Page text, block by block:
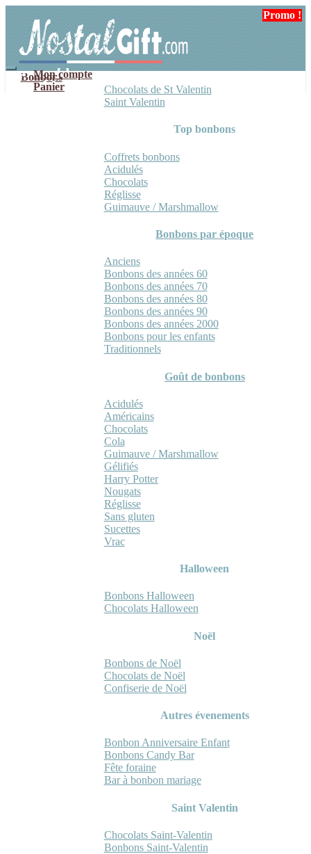
navigation
contenu
Mon compte
Panier
Bonbons
Chocolats de St Valentin
Saint Valentin
Top bonbons
Coffrets bonbons
Acidulés
Chocolats
Réglisse
Guimauve / Marshmallow
Bonbons par époque
Anciens
Bonbons des années 60
Bonbons des années 70
Bonbons des années 80
Bonbons des années 90
Bonbons des années 2000
Bonbons pour les enfants
Traditionnels
Goût de bonbons
Acidulés
Américains
Chocolats
Cola
Guimauve / Marshmallow
Gélifiés
Harry Potter
Nougats
Réglisse
Sans gluten
Sucettes
Vrac
Halloween
Bonbons Halloween
Chocolats Halloween
Noël
Bonbons de Noël
Chocolats de Noël
Confiserie de Noël
Autres évenements
Bonbon Anniversaire Enfant
Bonbons Candy Bar
Fête foraine
Bar à bonbon mariage
Saint Valentin
Chocolats Saint-Valentin
Bonbons Saint-Valentin
Promo !